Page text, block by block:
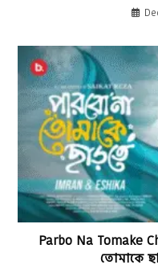
Parbo Na Tomake
তোমাকে